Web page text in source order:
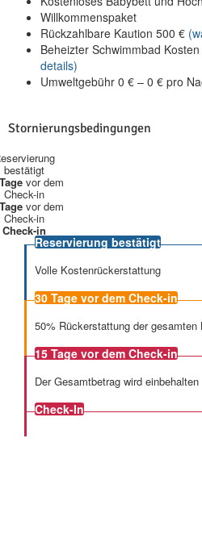
Willkommenspaket
Rückzahlbare Kaution 500 €
Beheizter Schwimmbad
details)
Umweltgebühr 0 € – 0 € pro
Stornierungsbedingungen
bestätigt
vor dem
Check-in
vor dem
Check-in
Check-in
Reservierung bestätigt
Volle Kostenrückerstattung
30 Tage vor dem Check-in
50% Rückerstattung der gesamten
15 Tage vor dem Check-in
Der Gesamtbetrag wird einbehalten
Check-In